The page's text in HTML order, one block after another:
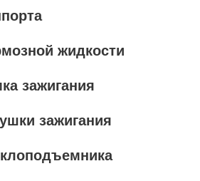
жидкости
зажигания
зажигания